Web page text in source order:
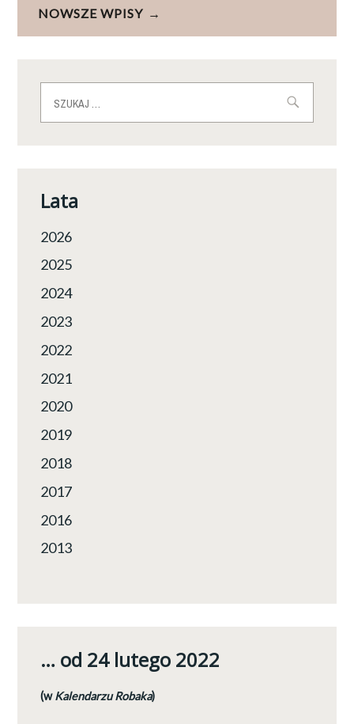
wpisach
NOWSZE WPISY
Lata
2026
2025
2024
2023
2022
2021
2020
2019
2018
2017
2016
2013
… od 24 lutego 2022
(wKalendarzu Robaka)